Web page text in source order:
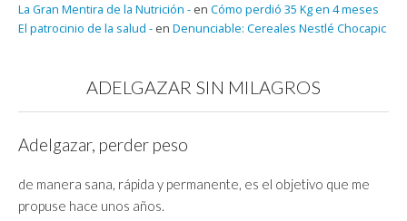
La Gran Mentira de la Nutrición - en Cómo perdió 35 Kg en 4 meses
El patrocinio de la salud - en Denunciable: Cereales Nestlé Chocapic
ADELGAZAR SIN MILAGROS
Adelgazar, perder peso
de manera sana, rápida y permanente, es el objetivo que me
propuse hace unos años.